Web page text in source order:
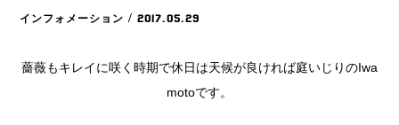
インフォメーション / 2017.05.29
薔薇もキレイに咲く時期で休日は天候が良ければ庭いじりのIwa
motoです。